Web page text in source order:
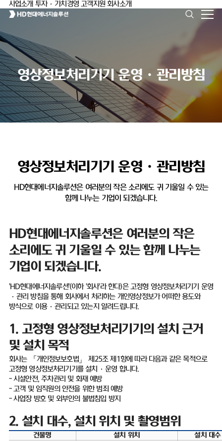
사업소개 투자·가치경영 고객지원 회사소개
영상정보처리기기 운영ㆍ관리방침
영상정보처리기기 운영ㆍ관리방침
HD현대에너지솔루션은 여러분의 작은 소리에도 귀 기울일 수 있는
함께 나누는 기업이 되겠습니다.
HD현대에너지솔루션은 여러분의 작은
소리에도 귀 기울일 수 있는 함께 나누는
기업이 되겠습니다.
'HD현대에너지솔루션'(이하'회사'라 한다)은 고정형 영상정보처리기기 운영
· 관리 방침을 통해 회사에서 처리하는 개인영상정보가 어떠한 용도와
방식으로 이용·관리되고 있는지 알려드립니다.
1. 고정형 영상정보처리기기의 설치 근거
및 설치 목적
회사는 「개인정보보호법」 제 25조 제 1항에 따라 다음과 같은 목적으로
고정형 영상정보처리기기를 설치
· 운영 합니다.
-시설안전,주차관리 및 화재 예방
-고객 및 임직원의 안전을 위한 범죄 예방
-사업장 방호 및 외부인의 불법침입 방지
2. 설치 대수,설치 위치 및 촬영범위
건물명 설치 위치 설치 대수